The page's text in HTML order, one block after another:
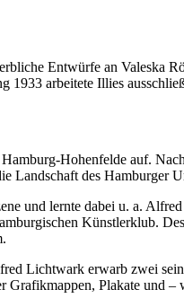
Entwürfe an Valeska
1933 arbeitete Illies
Hohenfelde auf.
Landschaft des Hamburger
und lernte dabei u. a.
Künstlerklub.
Lichtwark erwarb zwei
Grafikmappen, Plakate und